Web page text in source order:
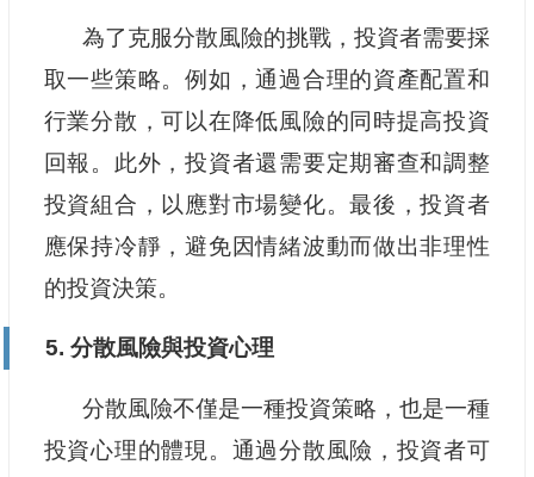
為了克服分散風險的挑戰，投資者需要採
取一些策略。例如，通過合理的資產配置和
行業分散，可以在降低風險的同時提高投資
回報。此外，投資者還需要定期審查和調整
投資組合，以應對市場變化。最後，投資者
應保持冷靜，避免因情緒波動而做出非理性
的投資決策。
5. 分散風險與投資心理
分散風險不僅是一種投資策略，也是一種
投資心理的體現。通過分散風險，投資者可